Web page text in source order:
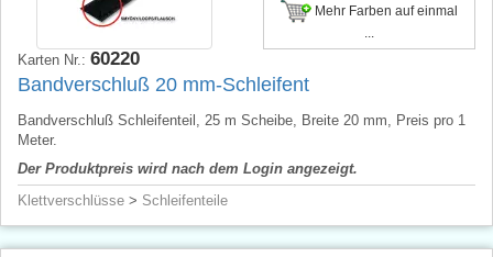
Mehr Farben auf einmal
Karten Nr.: 60220
Bandverschluß 20 mm-Schleifent
Bandverschluß Schleifenteil, 25 m Scheibe, Breite 20 mm, Preis pro 1
Meter.
Der Produktpreis wird nach dem Login angezeigt.
Klettverschlüsse > Schleifenteile